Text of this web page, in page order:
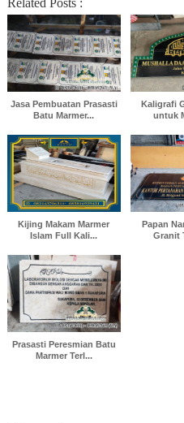
Related Posts :
Jasa Pembuatan Prasasti
Batu Marmer...
Kaligrafi
untuk
Kijing Makam Marmer
Islam Full Kali...
Papan
Granit
Prasasti Peresmian Batu
Marmer Terl...